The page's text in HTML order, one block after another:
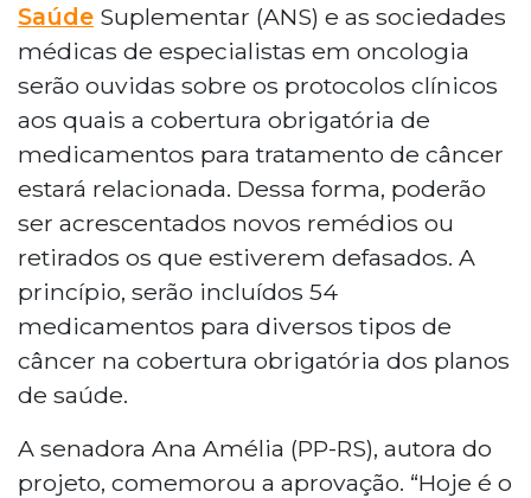
Saúde Suplementar (ANS) e as sociedades
médicas de especialistas em oncologia
serão ouvidas sobre os protocolos clínicos
aos quais a cobertura obrigatória de
medicamentos para tratamento de câncer
estará relacionada. Dessa forma, poderão
ser acrescentados novos remédios ou
retirados os que estiverem defasados. A
princípio, serão incluídos 54
medicamentos para diversos tipos de
câncer na cobertura obrigatória dos planos
de saúde.
A senadora Ana Amélia (PP-RS), autora do
projeto, comemorou a aprovação. “Hoje é o